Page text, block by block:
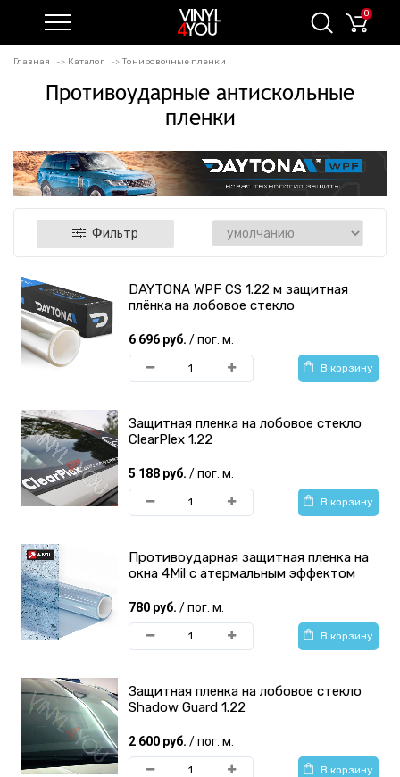
0
Главная Каталог Тонировочные пленки
Противоударные антискольные
пленки
Фильтр
DAYTONA WPF CS 1.22 м защитная
плёнка на лобовое стекло
6 696 руб. / пог. м.
В корзину
Защитная пленка на лобовое стекло
ClearPlex 1.22
5 188 руб. / пог. м.
В корзину
Противоударная защитная пленка на
окна 4Mil с атермальным эффектом
780 руб. / пог. м.
В корзину
Защитная пленка на лобовое стекло
Shadow Guard 1.22
2 600 руб. / пог. м.
В корзину